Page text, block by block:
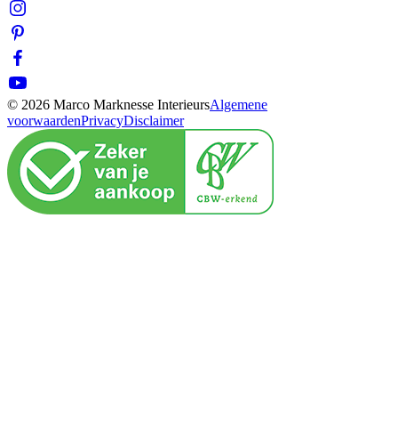
© 2026 Marco Marknesse InterieursAlgemene
voorwaardenPrivacyDisclaimer